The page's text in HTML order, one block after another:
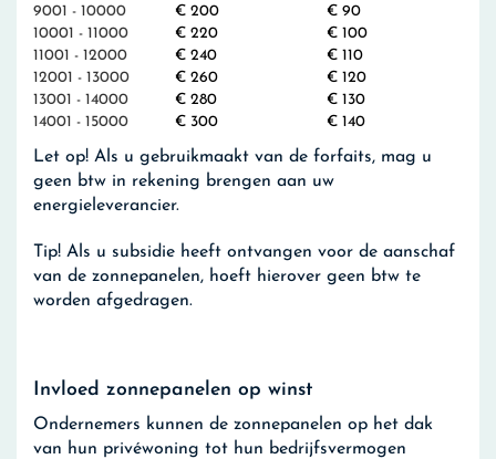
9001 - 10000
€ 200
€ 90
10001 - 11000
€ 220
€ 100
11001 - 12000
€ 240
€ 110
12001 - 13000
€ 260
€ 120
13001 - 14000
€ 280
€ 130
14001 - 15000
€ 300 € 140
Let op! Als u gebruikmaakt van de forfaits, mag u
geen btw in rekening brengen aan uw
energieleverancier.
Tip! Als u subsidie heeft ontvangen voor de aanschaf
van de zonnepanelen, hoeft hierover geen btw te
worden afgedragen.
Invloed zonnepanelen op winst
Ondernemers kunnen de zonnepanelen op het dak
van hun privéwoning tot hun bedrijfsvermogen